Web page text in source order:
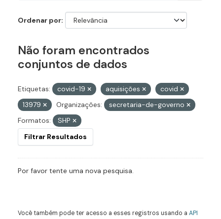
Ordenar por
Não foram encontrados
conjuntos de dados
Etiquetas: covid-19 aquisições
covid
13979
Organizações:
secretaria-de-governo
Formatos:
SHP
Filtrar Resultados
Por favor tente uma nova pesquisa.
Você também pode ter acesso a esses registros usando a API